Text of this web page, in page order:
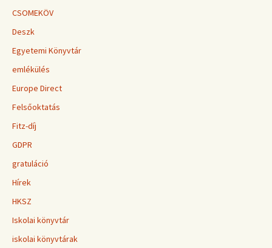
CSOMEKÖV
Deszk
Egyetemi Könyvtár
emlékülés
Europe Direct
Felsőoktatás
Fitz-díj
GDPR
gratuláció
Hírek
HKSZ
Iskolai könyvtár
iskolai könyvtárak